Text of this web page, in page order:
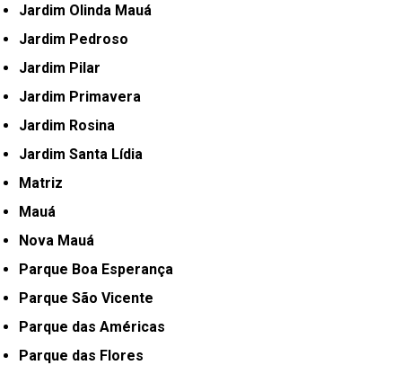
Jardim Olinda Mauá
Jardim Pedroso
Jardim Pilar
Jardim Primavera
Jardim Rosina
Jardim Santa Lídia
Matriz
Mauá
Nova Mauá
Parque Boa Esperança
Parque São Vicente
Parque das Américas
Parque das Flores